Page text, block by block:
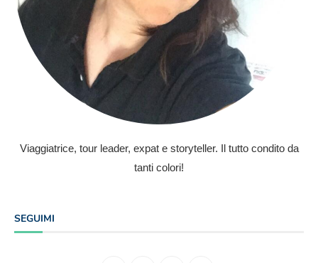
Viaggiatrice, tour leader, expat e storyteller. Il tutto condito da
tanti colori!
SEGUIMI